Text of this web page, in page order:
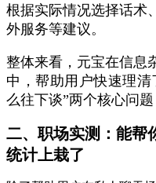
根据实际情况选择话术
外服务等建议。
整体来看，元宝在信息
中，帮助用户快速理清
么往下谈”两个核心问题
二、职场实测：能帮
统计上栽了